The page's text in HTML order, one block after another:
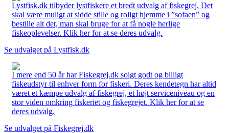
Lystfisk.dk tilbyder lystfiskere et bredt udvalg af fiskegrej. Det
skal være muligt at sidde stille og roligt hjemme i ”sofaen” og
bestille alt det, man skal bruge for at få nogle herlige
fiskeoplevelser. Klik her for at se deres udvalg.
Se udvalget på Lystfisk.dk
I mere end 50 år har Fiskegrej.dk solgt godt og billigt
fiskeudstyr til enhver form for fiskeri. Deres kendetegn har altid
været et kæmpe udvalg af fiskegrej, et højt serviceniveau og en
stor viden omkring fiskeriet og fiskegrejet. Klik her for at se
deres udvalg.
Se udvalget på Fiskegrej.dk